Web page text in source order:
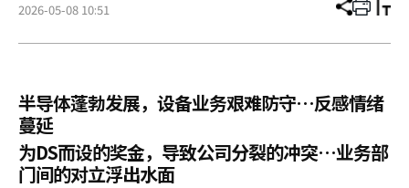
2026-05-08 10:51 分
章
打 调
小
半导体蓬勃发展，设备业务艰难防守…反感情绪
蔓延
为DS而设的奖金，导致公司分裂的冲突…业务部
门间的对立浮出水面